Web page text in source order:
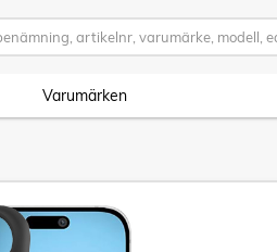
Varumärken